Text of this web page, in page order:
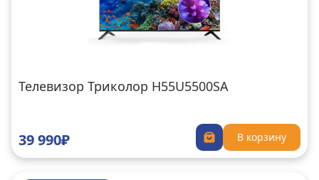
Телевизор Триколор H55U5500SA
39 990₽ В корзину